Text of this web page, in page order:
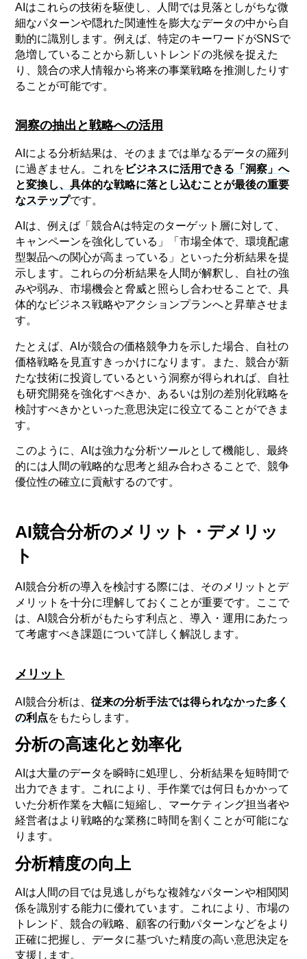
AIはこれらの技術を駆使し、人間では見落としがちな微
細なパターンや隠れた関連性を膨大なデータの中から自
動的に識別します。例えば、特定のキーワードがSNSで
急増していることから新しいトレンドの兆候を捉えた
り、競合の求人情報から将来の事業戦略を推測したりす
ることが可能です。
洞察の抽出と戦略への活用
AIによる分析結果は、そのままでは単なるデータの羅列
に過ぎません。これを ビジネスに活用できる「洞察」へ
と変換し、具体的な戦略に落とし込むことが最後の重要
なステップです。
AIは、例えば「競合Aは特定のターゲット層に対して、
キャンペーンを強化している」「市場全体で、環境配慮
型製品への関心が高まっている」といった分析結果を提
示します。これらの分析結果を人間が解釈し、自社の強
みや弱み、市場機会と脅威と照らし合わせることで、具
体的なビジネス戦略やアクションプランへと昇華させま
す。
たとえば、AIが競合の価格競争力を示した場合、自社の
価格戦略を見直すきっかけになります。また、競合が新
たな技術に投資しているという洞察が得られれば、自社
も研究開発を強化すべきか、あるいは別の差別化戦略を
検討すべきかといった意思決定に役立てることができま
す。
このように、AIは強力な分析ツールとして機能し、最終
的には人間の戦略的な思考と組み合わさることで、競争
優位性の確立に貢献するのです。
AI競合分析のメリット・デメリッ
ト
AI競合分析の導入を検討する際には、そのメリットとデ
メリットを十分に理解しておくことが重要です。ここで
は、AI競合分析がもたらす利点と、導入・運用にあたっ
て考慮すべき課題について詳しく解説します。
メリット
AI競合分析は、従来の分析手法では得られなかった多く
の利点をもたらします。
分析の高速化と効率化
AIは大量のデータを瞬時に処理し、分析結果を短時間で
出力できます。これにより、手作業では何日もかかって
いた分析作業を大幅に短縮し、マーケティング担当者や
経営者はより戦略的な業務に時間を割くことが可能にな
ります。
分析精度の向上
AIは人間の目では見逃しがちな複雑なパターンや相関関
係を識別する能力に優れています。これにより、市場の
トレンド、競合の戦略、顧客の行動パターンなどをより
正確に把握し、データに基づいた精度の高い意思決定を
支援します。